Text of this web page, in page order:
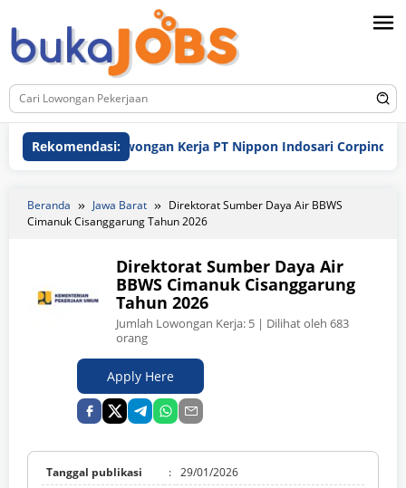
ke
konten
Rekomendasi:
Lowongan Kerja PT Nippon Indosari Corpindo Tbk.
Beranda Jawa Barat
Direktorat Sumber Daya Air BBWS
Cimanuk Cisanggarung Tahun 2026
Direktorat Sumber Daya Air
BBWS Cimanuk Cisanggarung
Tahun 2026
Jumlah Lowongan Kerja: 5 | Dilihat oleh 683
orang
Apply Here
Tanggal publikasi : 29/01/2026